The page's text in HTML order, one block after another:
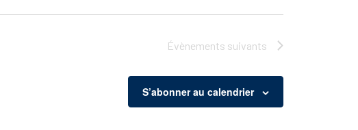
Évènements suivants
S’abonner au calendrier